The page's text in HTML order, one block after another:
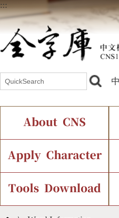
:::
中
About CNS
Introduction
Chinese Code Status
IDS Query
Components Query
Apply Character
Application Process
Font Instant
Tools Download